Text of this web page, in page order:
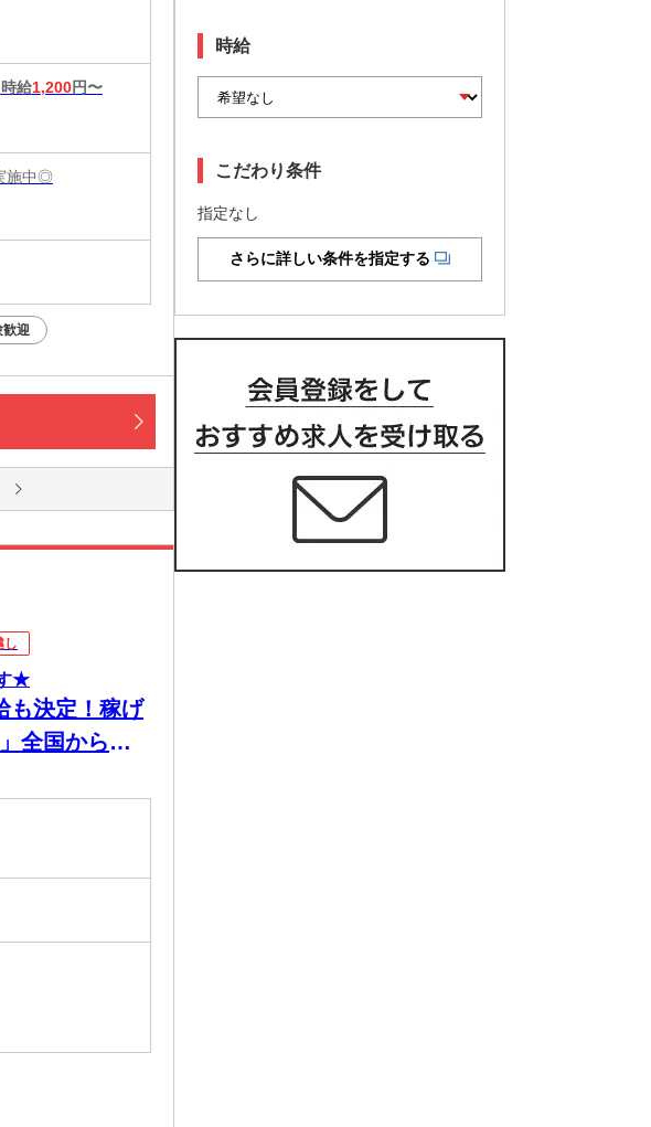
給1,200円〜
施中◎
歓迎
し
★
も決定！稼げ
全国からス
時給
こだわり条件
指定なし
さらに詳しい条件を指定する